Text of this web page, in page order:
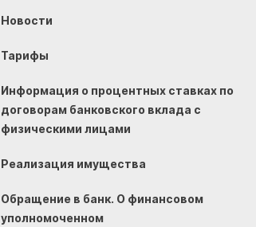
Новости
Тарифы
Информация о процентных ставках по
договорам банковского вклада с
физическими лицами
Реализация имущества
Обращение в банк. О финансовом
уполномоченном